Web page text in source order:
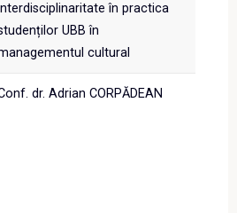
în practica
UBB în
cultural
dr. Adrian CORPĂDEAN